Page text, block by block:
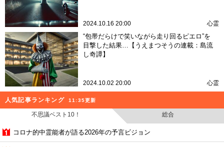
2024.10.16 20:00 心霊
“包帯だらけで笑いながら走り回るピエロ”を
目撃した結果…【うえまつそうの連載：島流
し奇譚】
2024.10.02 20:00 心霊
人気記事ランキング 11:35更新
不思議ベスト10！ 総合
コロナ的中霊能者が語る2026年の予言ビジョン